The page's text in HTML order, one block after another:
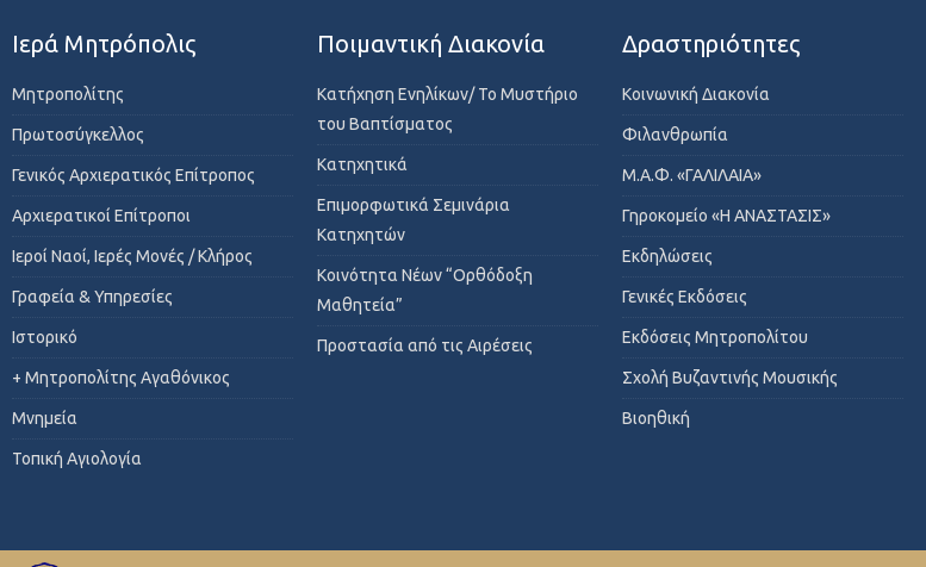
Ιερά Μητρόπολις
Μητροπολίτης
Πρωτοσύγκελλος
Γενικός Αρχιερατικός Επίτροπος
Αρχιερατικοί Επίτροποι
Ιεροί Ναοί, Ιερές Μονές / Κλήρος
Γραφεία & Υπηρεσίες
Ιστορικό
+ Μητροπολίτης Αγαθόνικος
Μνημεία
Τοπική Αγιολογία
Ποιμαντική Διακονία
Κατήχηση Ενηλίκων/ Το Μυστήριο
του Βαπτίσματος
Κατηχητικά
Επιμορφωτικά Σεμινάρια
Κατηχητών
Κοινότητα Νέων “Ορθόδοξη
Μαθητεία”
Προστασία από τις Αιρέσεις
Δραστηριότητες
Κοινωνική Διακονία
Φιλανθρωπία
Μ.Α.Φ. «ΓΑΛΙΛΑΙΑ»
Γηροκομείο «Η ΑΝΑΣΤΑΣΙΣ»
Εκδηλώσεις
Γενικές Εκδόσεις
Εκδόσεις Μητροπολίτου
Σχολή Βυζαντινής Μουσικής
Βιοηθική